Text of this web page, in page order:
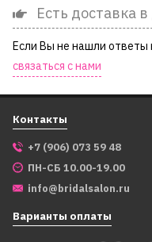
Есть доставка
Если Вы не нашли
связаться с нами
Контакты
+7 (906) 073 59 48
ПН-СБ 10.00-19.00
info@bridalsalon.ru
Варианты оплаты